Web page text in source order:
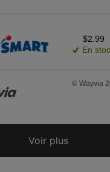
$2.99
En
© Wayvia
Voir plus